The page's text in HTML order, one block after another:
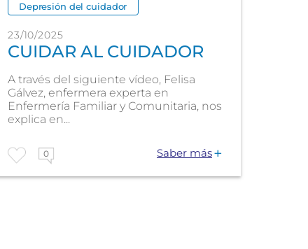
Depresión del cuidador
23/10/2025
CUIDAR AL CUIDADOR
A través del siguiente vídeo, Felisa
Gálvez, enfermera experta en
Enfermería Familiar y Comunitaria, nos
explica en...
0 Saber más